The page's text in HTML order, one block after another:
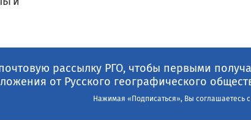
рассылку РГО, чтобы первыми
от Русского географического
Нажимая «Подписаться», Вы соглашаетесь с